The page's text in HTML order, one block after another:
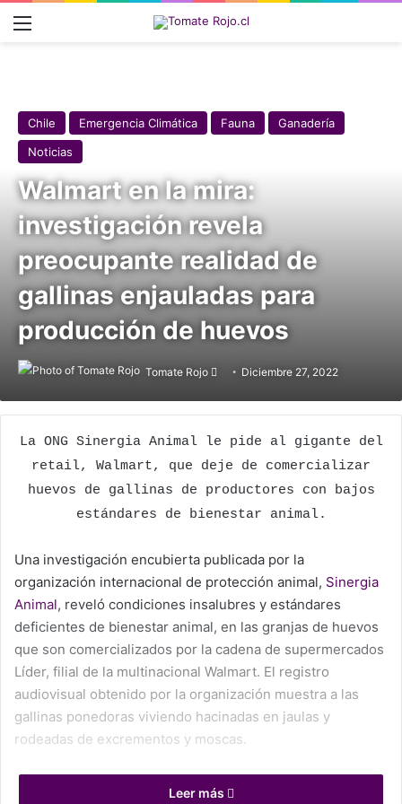
Chile Emergencia Climática Fauna
Ganadería
Noticias
Walmart en la mira:
investigación revela
preocupante realidad de
gallinas enjauladas para
producción de huevos
Tomate Rojo
Follow
X
Diciembre 27, 2022
La ONG Sinergia Animal le pide al gigante del
retail, Walmart, que deje de comercializar
huevos de gallinas de productores con bajos
estándares de bienestar animal.
Una investigación encubierta publicada por la
organización internacional de protección animal, Sinergia
Animal, reveló condiciones insalubres y estándares
deficientes de bienestar animal, en las granjas de huevos
que son comercializados por la cadena de supermercados
Líder, filial de la multinacional Walmart. El registro
audiovisual obtenido por la organización muestra a las
gallinas ponedoras viviendo hacinadas en jaulas y
rodeadas de excrementos y moscas.
«La evidencia reunida muestra la escalofriante realidad de
Leer más